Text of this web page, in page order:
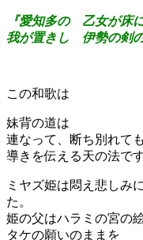
『愛知多の 乙女が床
我が置きし 伊勢の剣
この和歌は
妹背の道は
連なって、断ち別れて
導きを伝える天の法です
ミヤズ姫は悶え悲しみ
た。
姫の父はハラミの宮の
タケの願いのままを